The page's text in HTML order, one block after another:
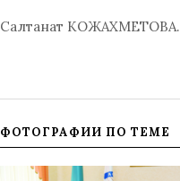
Салтанат КОЖАХМЕТОВА.
ФОТОГРАФИИ ПО ТЕМЕ